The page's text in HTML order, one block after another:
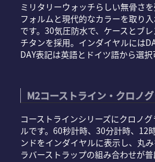
ミリタリーウォッチらしい無骨さ
フォルムと現代的なカラーを取り
です。30気圧防水で、ケースとブ
チタンを採用。インダイヤルには
DAY表記は英語とドイツ語から選択
M2コーストライン・クロノ
コーストラインシリーズにクロノ
ルです。60秒計時、30分計時、12
ンドをインダイヤルに表示し、丸
ラバーストラップの組み合わせが普